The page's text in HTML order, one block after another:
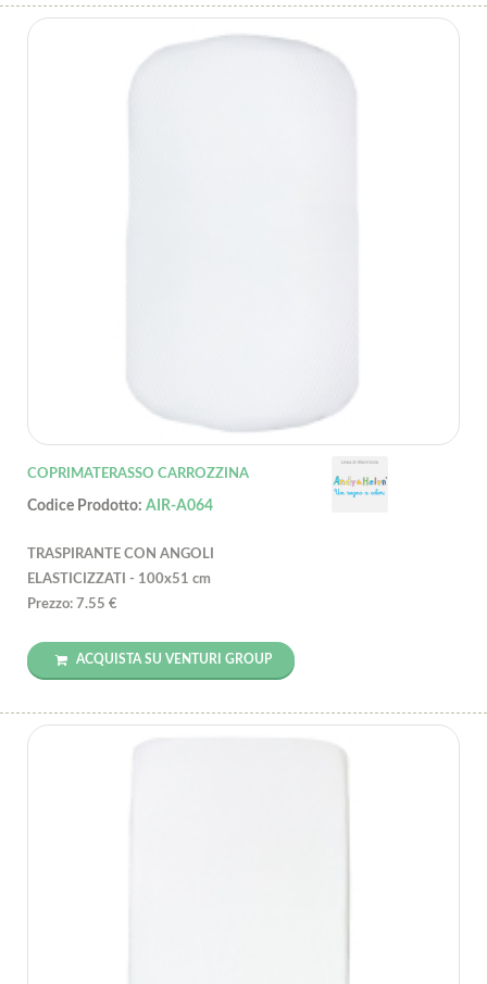
COPRIMATERASSO CARROZZINA
Codice Prodotto: AIR-A064
TRASPIRANTE CON ANGOLI
ELASTICIZZATI - 100x51 cm
Prezzo: 7.55 €
ACQUISTA SU VENTURI GROUP